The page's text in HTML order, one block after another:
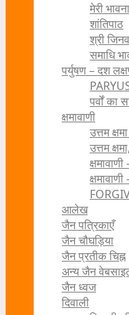
मेरी भावना
शांतिपाठ
श्री
समाधि
पर्युषण – दश
पर्वों का
क्षमावाणी
उत्तम
उत्तम
आलेख
जैन पत्रिकाएँ
जैन चौघड़िया
जैन प्रतीक चिह्न
अन्य जैन
जैन ध्वज
दिवाली